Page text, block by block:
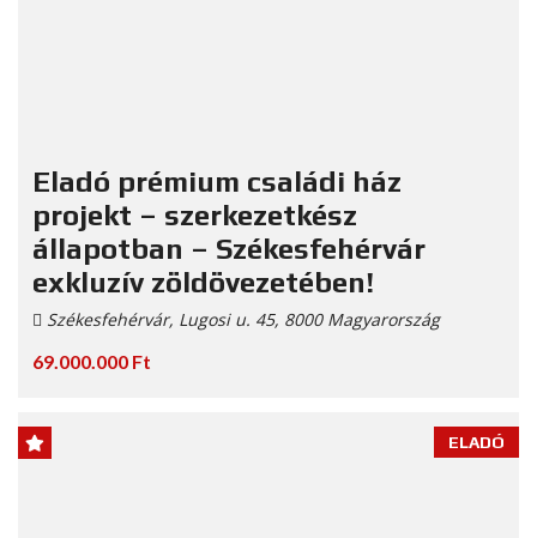
Eladó prémium családi ház
projekt – szerkezetkész
állapotban – Székesfehérvár
exkluzív zöldövezetében!
Székesfehérvár, Lugosi u. 45, 8000 Magyarország
69.000.000 Ft
ELADÓ